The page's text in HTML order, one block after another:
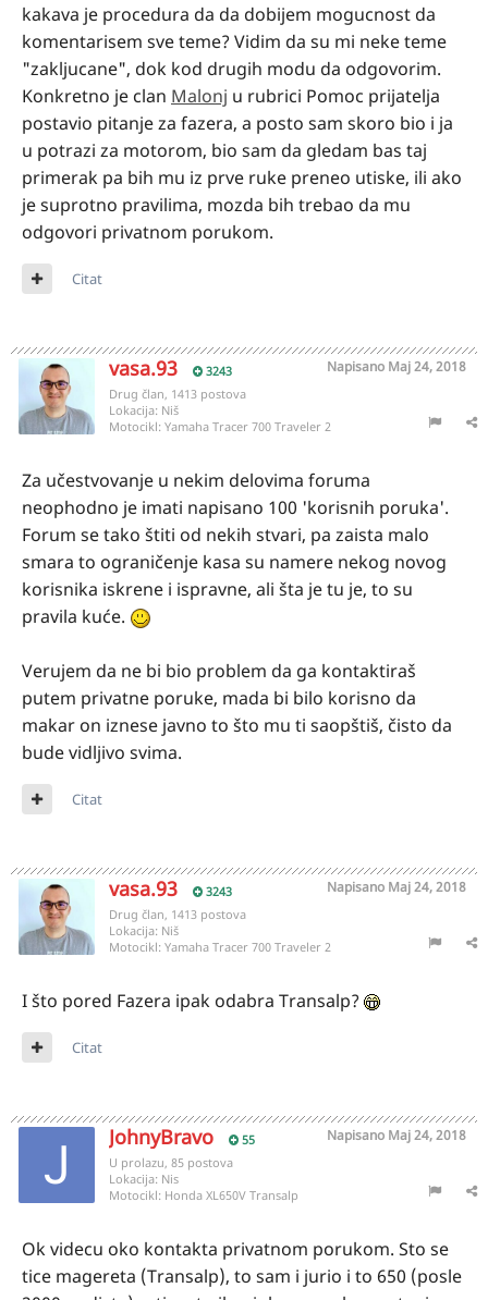
kakava je procedura da da dobijem mogucnost da
komentarisem sve teme? Vidim da su mi neke teme
"zakljucane", dok kod drugih modu da odgovorim.
Konkretno je clan Malonj u rubrici Pomoc prijatelja
postavio pitanje za fazera, a posto sam skoro bio i ja
u potrazi za motorom, bio sam da gledam bas taj
primerak pa bih mu iz prve ruke preneo utiske, ili ako
je suprotno pravilima, mozda bih trebao da mu
odgovori privatnom porukom.
Citat
vasa.93 3243 Napisano Maj 24, 2018
Drug član, 1413 postova
Lokacija: Niš
Motocikl: Yamaha Tracer 700 Traveler 2
Za učestvovanje u nekim delovima foruma
neophodno je imati napisano 100 'korisnih poruka'.
Forum se tako štiti od nekih stvari, pa zaista malo
smara to ograničenje kasa su namere nekog novog
korisnika iskrene i ispravne, ali šta je tu je, to su
pravila kuće.
Verujem da ne bi bio problem da ga kontaktiraš
putem privatne poruke, mada bi bilo korisno da
makar on iznese javno to što mu ti saopštiš, čisto da
bude vidljivo svima.
Citat
vasa.93 3243 Napisano Maj 24, 2018
Drug član, 1413 postova
Lokacija: Niš
Motocikl: Yamaha Tracer 700 Traveler 2
I što pored Fazera ipak odabra Transalp?
Citat
JohnyBravo 55 Napisano Maj 24, 2018
U prolazu, 85 postova
Lokacija: Nis
Motocikl: Honda XL650V Transalp
Ok videcu oko kontakta privatnom porukom. Sto se
tice magereta (Transalp), to sam i jurio i to 650 (posle